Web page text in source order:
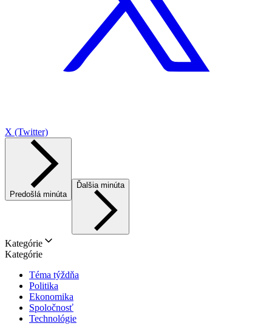
X (Twitter)
Predošlá minúta
Ďalšia minúta
Kategórie
Kategórie
Téma týždňa
Politika
Ekonomika
Spoločnosť
Technológie